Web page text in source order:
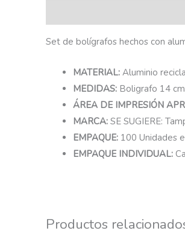
Set de bolígrafos hechos con
MATERIAL: Aluminio
MEDIDAS: Boligrafo 14
ÁREA DE IMPRESIÓN
MARCA: SE SUGIERE:
EMPAQUE: 100 Unidades
EMPAQUE INDIVIDUAL:
Productos